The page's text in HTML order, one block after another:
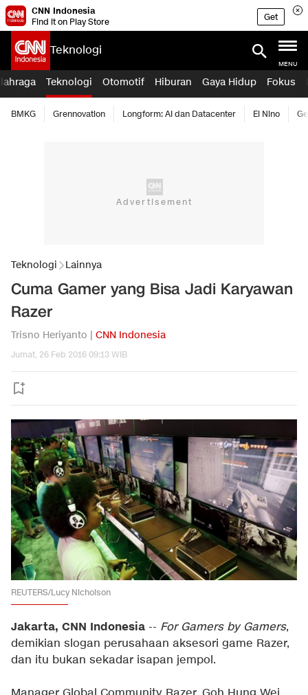
CNN Indonesia
Find it on Play Store
Get
Teknologi
MENU
Teknologi Otomotif Hiburan Gaya Hidup Fokus
BMKG Grennovation Longform: AI dan Datacenter El Nino
Teknologi Lainnya
Cuma Gamer yang Bisa Jadi Karyawan
Razer
Trisno Heriyanto | CNN Indonesia
Jumat, 26 Feb 2016 09:13 WIB
REUTERS/Lucy Nicholson
Jakarta, CNN Indonesia -- For Gamers by Gamers,
demikian slogan perusahaan aksesori game Razer,
dan itu bukan sekadar isapan jempol.